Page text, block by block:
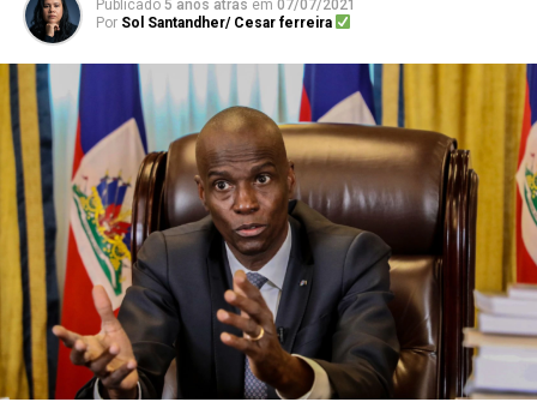
Publicado 5 anos atrás em 07/07/2021
Por Sol Santandher/ Cesar ferreira